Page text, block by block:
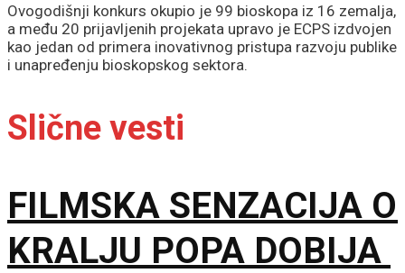
Ovogodišnji konkurs okupio je 99 bioskopa iz 16 zemalja,
a među 20 prijavljenih projekata upravo je ECPS izdvojen
kao jedan od primera inovativnog pristupa razvoju publike
i unapređenju bioskopskog sektora.
Slične vesti
FILMSKA SENZACIJA O
KRALJU POPA DOBIJA